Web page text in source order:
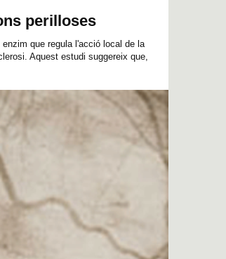
perilloses
que regula l'acció local de la
Aquest estudi suggereix que,